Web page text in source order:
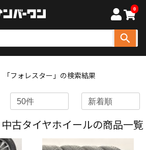
0
「フォレスター」の検索結果
中古タイヤホイールの商品一覧